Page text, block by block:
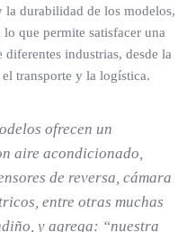
la durabilidad de los modelos,
que permite satisfacer una
diferentes industrias, desde la
transporte y la logística.
ofrecen un
aire acondicionado,
de reversa, cámara
entre otras muchas
y agrega: “nuestra